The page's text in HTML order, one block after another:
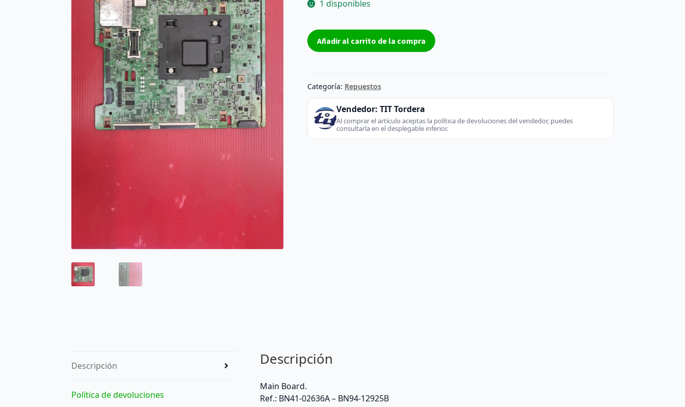
1 disponibles
Placa
Base
-
Samsung
(TV
Monitor)
Añadir al carrito de la compra
Categoría: Repuestos
Vendedor: TIT Tordera
Al comprar el artículo aceptas la política de devoluciones del vendedor, puedes
consultarla en el desplegable inferior.
Descripción
Política de devoluciones
Descripción
Main Board.
Ref.: BN41-02636A – BN94-12925B